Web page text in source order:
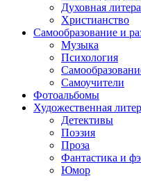
Духовная
Христианство
Самообразование и
Музыка
Психология
Самоучители
Фотоальбомы
Художественная
Детективы
Поэзия
Проза
Фантастика и
Юмор